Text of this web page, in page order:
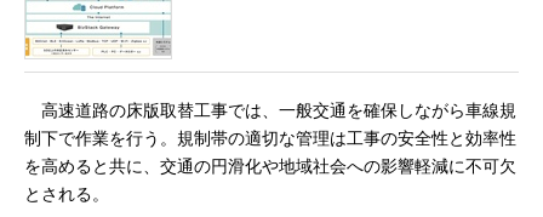
高速道路の床版取替工事では、一般交通を確保しながら車線規
制下で作業を行う。規制帯の適切な管理は工事の安全性と効率性
を高めると共に、交通の円滑化や地域社会への影響軽減に不可欠
とされる。